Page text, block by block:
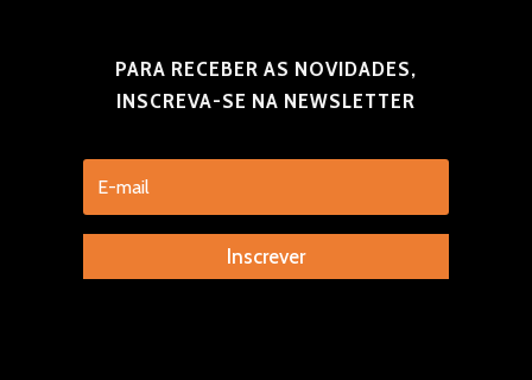
PARA RECEBER AS NOVIDADES,
INSCREVA-SE NA NEWSLETTER
Inscrever